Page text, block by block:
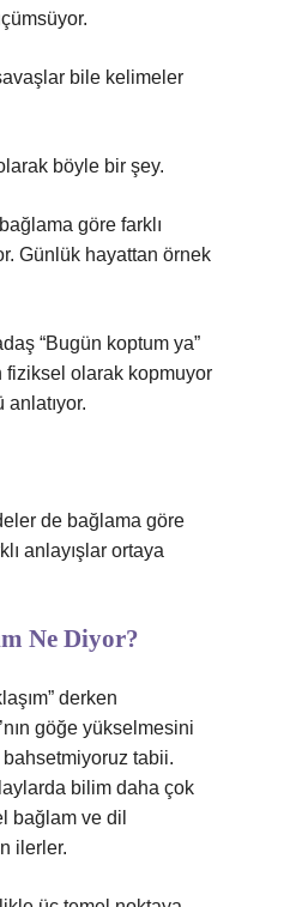
bile kelimeler
böyle bir şey.
göre farklı
Günlük hayattan örnek
“Bugün koptum ya”
olarak kopmuyor
de bağlama göre
anlayışlar ortaya
Ne Diyor?
derken
göğe yükselmesini
tabii.
bilim daha çok
bağlam ve dil
ilerler.